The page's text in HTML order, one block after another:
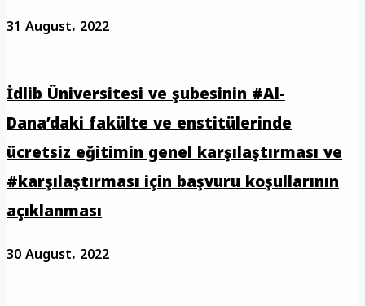
31 August، 2022
İdlib Üniversitesi ve şubesinin #Al-
Dana’daki fakülte ve enstitülerinde
ücretsiz eğitimin genel karşılaştırması ve
#karşılaştırması için başvuru koşullarının
açıklanması
30 August، 2022